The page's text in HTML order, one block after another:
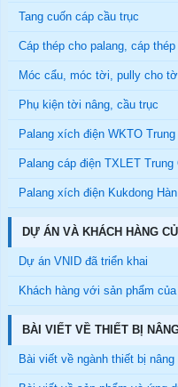
Tang cuốn cáp cầu trục
Cáp thép cho palang, cáp
Móc cẩu, móc tời, pully cho
Phụ kiện tời nâng, cầu trục
Palang xích điện WKTO Trung
Palang cáp điện TXLET Trung
Palang xích điện Kukdong
DỰ ÁN VÀ KHÁCH HÀNG
Dự án VNID đã triển khai
Khách hàng với sản phẩm
BÀI VIẾT VỀ THIẾT BỊ
Bài viết về ngành thiết bị nâng